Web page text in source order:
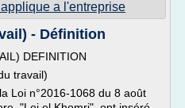
a l'entreprise
- Définition
DEFINITION
travail)
Loi n°2016-1068 du 8 août